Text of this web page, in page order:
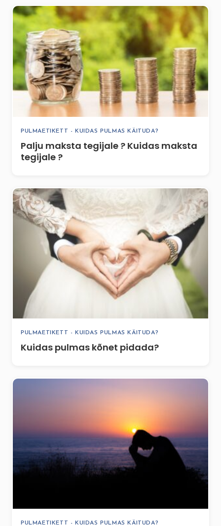
PULMAETIKETT - KUIDAS PULMAS KÄITUDA?
Palju maksta tegijale ? Kuidas maksta
tegijale ?
PULMAETIKETT - KUIDAS PULMAS KÄITUDA?
Kuidas pulmas kõnet pidada?
PULMAETIKETT - KUIDAS PULMAS KÄITUDA?